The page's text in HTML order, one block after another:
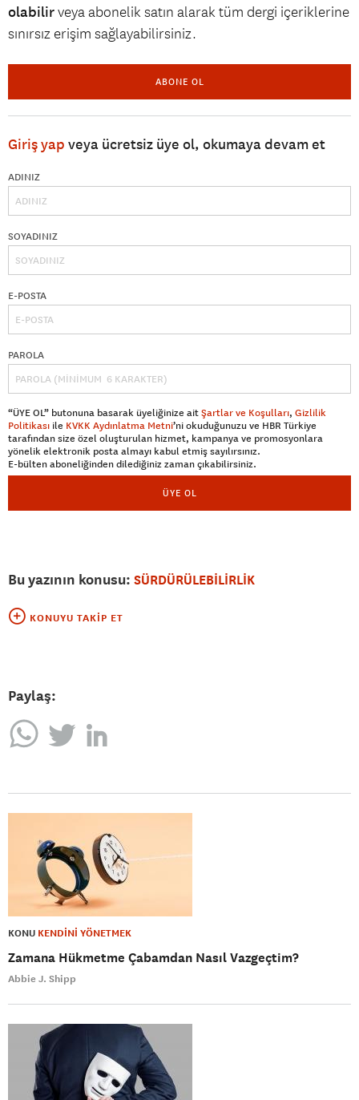
olabilirveya abonelik satın alarak tüm dergi içeriklerine
sınırsız erişim sağlayabilirsiniz.
ABONE OL
Giriş yap veya ücretsiz üye ol, okumaya devam et
ADINIZ
SOYADINIZ
E-POSTA
PAROLA
“ÜYE OL” butonuna basarak üyeliğinize aitŞartlar ve Koşulları, Gizlilik
Politikası ile KVKK Aydınlatma Metni’ni okuduğunuzu ve HBR Türkiye
tarafından size özel oluşturulan hizmet, kampanya ve promosyonlara
yönelik elektronik posta almayı kabul etmiş sayılırsınız.
E-bülten aboneliğinden dilediğiniz zaman çıkabilirsiniz.
ÜYE OL
Bu yazının konusu: SÜRDÜRÜLEBİLİRLİK
KONUYU TAKIP ET
Paylaş:
KONU KENDİNİ YÖNETMEK
Zamana Hükmetme Çabamdan Nasıl Vazgeçtim?
Abbie J. Shipp